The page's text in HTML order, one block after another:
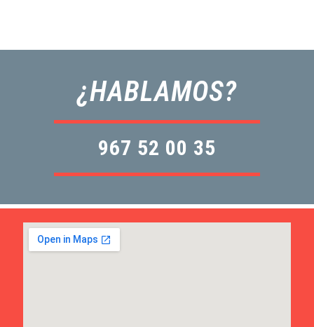
¿HABLAMOS?
967 52 00 35